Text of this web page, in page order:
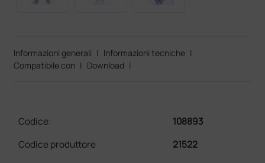
Informazioni generali | Informazioni tecniche |
Compatibile con | Download |
Codice:
108893
Codice produttore
21522